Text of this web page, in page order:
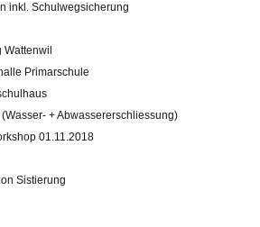
inkl. Schulwegsicherung
Primarschule
+ Abwassererschliessung)
01.11.2018
Sistierung